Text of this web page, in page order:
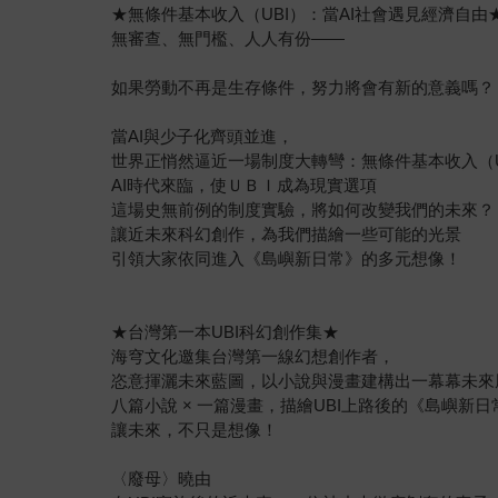
★無條件基本收入（UBI）：當AI社會遇見經濟自由
無審查、無門檻、人人有份——
如果勞動不再是生存條件，努力將會有新的意義嗎？
當AI與少子化齊頭並進，
世界正悄然逼近一場制度大轉彎：無條件基本收入（
AI時代來臨，使ＵＢＩ成為現實選項
這場史無前例的制度實驗，將如何改變我們的未來？
讓近未來科幻創作，為我們描繪一些可能的光景
引領大家依同進入《島嶼新日常》的多元想像！
★台灣第一本UBI科幻創作集★
海穹文化邀集台灣第一線幻想創作者，
恣意揮灑未來藍圖，以小說與漫畫建構出一幕幕未來
八篇小說 × 一篇漫畫，描繪UBI上路後的《島嶼新日
讓未來，不只是想像！
〈廢母〉曉由